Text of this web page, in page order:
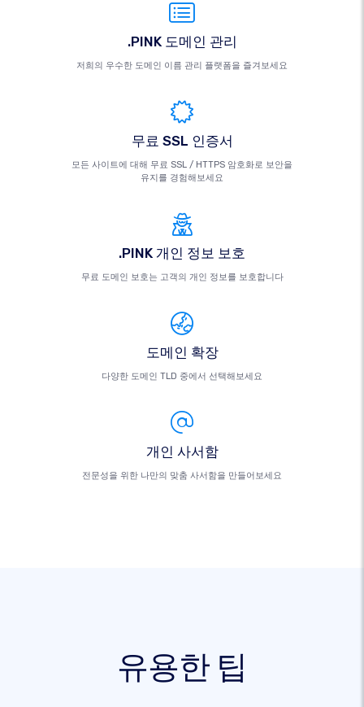
.PINK 도메인 관리
저희의 우수한 도메인 이름 관리 플랫폼을 즐겨보세요
무료 SSL 인증서
모든 사이트에 대해 무료 SSL / HTTPS 암호화로 보안을
유지를 경험해보세요
.PINK 개인 정보 보호
무료 도메인 보호는 고객의 개인 정보를 보호합니다
도메인 확장
다양한 도메인 TLD 중에서 선택해보세요
개인 사서함
전문성을 위한 나만의 맞춤 사서함을 만들어보세요
유용한 팁